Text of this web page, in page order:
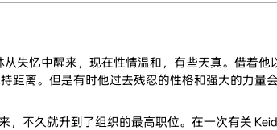
失忆中醒来，现在性情温和，有些天真。借着他
距离。但是有时他过去残忍的性格和强大的力量
不久就升到了组织的最高职位。在一次有关